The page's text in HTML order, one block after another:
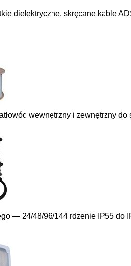
dielektryczne, skręcane kable
wewnętrzny i zewnętrzny do
— 24/48/96/144 rdzenie IP55 do